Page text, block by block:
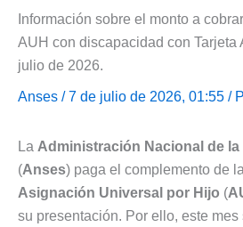
Información sobre el monto a
AUH con discapacidad con Tarjeta
julio de 2026.
Anses / 7 de julio de 2026, 01:55 /
La Administración Nacional de la
(Anses) paga el complemento de
Asignación Universal por Hijo (
su presentación. Por ello, este